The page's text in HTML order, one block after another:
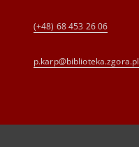
(+48) 68 453 26 06
p.karp@biblioteka.zgora.pl